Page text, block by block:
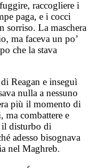
raccogliere i
paga, e i cocci
sorriso. La maschera
ma faceva un po’
che la stava
Reagan e inseguì
nulla a nessuno
più il momento di
ma combattere e
il disturbo di
adesso bisognava
nel Maghreb.